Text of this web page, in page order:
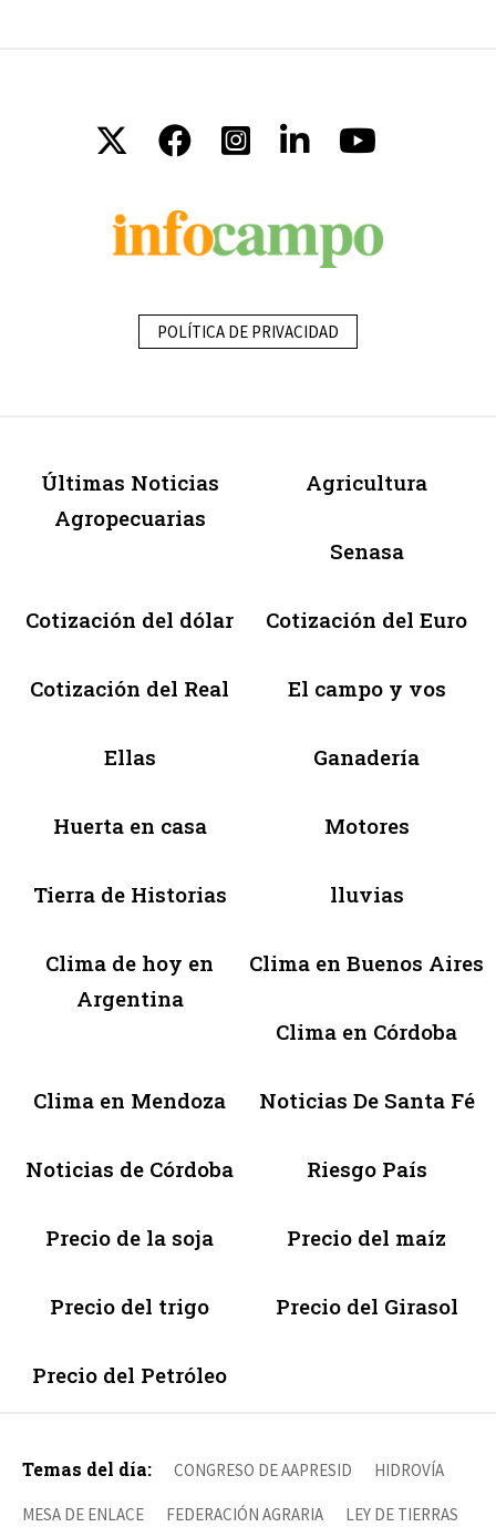
POLÍTICA DE PRIVACIDAD
Últimas Noticias
Agropecuarias
Agricultura
Senasa
Cotización del dólar Cotización del Euro
Cotización del Real El campo y vos
Ellas Ganadería
Huerta en casa Motores
Tierra de Historias lluvias
Clima de hoy en
Argentina
Clima en Buenos Aires
Clima en Córdoba
Clima en Mendoza Noticias De Santa Fé
Noticias de Córdoba Riesgo País
Precio de la soja Precio del maíz
Precio del trigo Precio del Girasol
Precio del Petróleo
Temas del día: CONGRESO DE AAPRESID HIDROVÍA
MESA DE ENLACE FEDERACIÓN AGRARIA LEY DE TIERRAS